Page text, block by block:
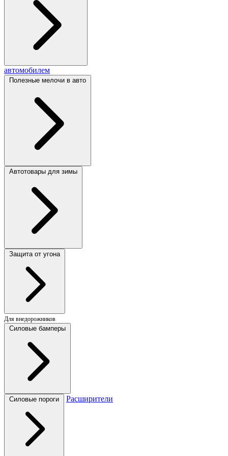
автомобилем
Полезные мелочи в авто
Автотовары для зимы
Защита от угона
Для внедорожников
Силовые бамперы
Силовые пороги Расширители